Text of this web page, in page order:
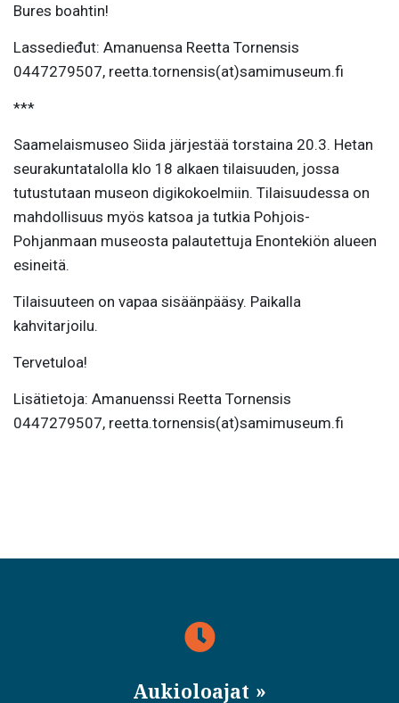
Bures boahtin!
Lassedieđut: Amanuensa Reetta Tornensis
0447279507, reetta.tornensis(at)samimuseum.fi
***
Saamelaismuseo Siida järjestää torstaina 20.3. Hetan
seurakuntatalolla klo 18 alkaen tilaisuuden, jossa
tutustutaan museon digikokoelmiin. Tilaisuudessa on
mahdollisuus myös katsoa ja tutkia Pohjois-
Pohjanmaan museosta palautettuja Enontekiön alueen
esineitä.
Tilaisuuteen on vapaa sisäänpääsy. Paikalla
kahvitarjoilu.
Tervetuloa!
Lisätietoja: Amanuenssi Reetta Tornensis
0447279507, reetta.tornensis(at)samimuseum.fi
Aukioloajat